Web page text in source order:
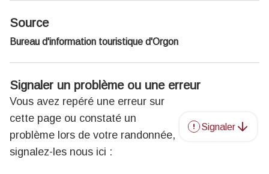
Source
Bureau d'information touristique d'Orgon
Signaler un problème ou une erreur
Vous avez repéré une erreur sur
cette page ou constaté un
problème lors de votre randonnée,
signalez-les nous ici :
Signaler